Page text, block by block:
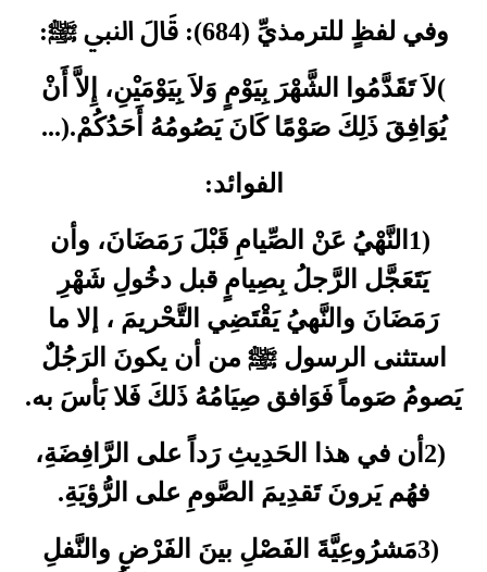
وفي لفظٍ للترمذيِّ (684): قَالَ النبي ﷺ
:
(لاَ تَقَدَّمُوا الشَّهْرَ بِيَوْمٍ وَلاَ بِيَوْمَيْنِ، إِلاَّ أَنْ
يُوَافِقَ ذَلِكَ صَوْمًا كَانَ يَصُومُهُ أَحَدُكُمْ...).
الفوائد:
1) النَّهْيُ عَنْ الصِّيامِ قَبْلَ رَمَضَانَ، وأن
يَتَعَجَّل الرَّجلُ بِصِيامٍ قبل دخُولِ شَهْرِ
رَمَضَانَ والنَّهيُ يَقْتَضِي التَّحْريمَ ، إلا ما
استثنى الرسول ﷺ من أن يكونَ الرَجُلٌ
يَصومُ صَوماً فَوَافق صِيَامُهُ ذَلكَ فَلا بَأسَ به.
2) أن في هذا الحَدِيثِ رَداً على الرَّافِضَةِ،
فهُم يَرونَ تَقدِيمَ الصَّومِ على الرُّؤيَةِ.
3)مَشرُوعِيَّةَ الفَصْلِ بينَ الفَرْضِ والنَّفلِ